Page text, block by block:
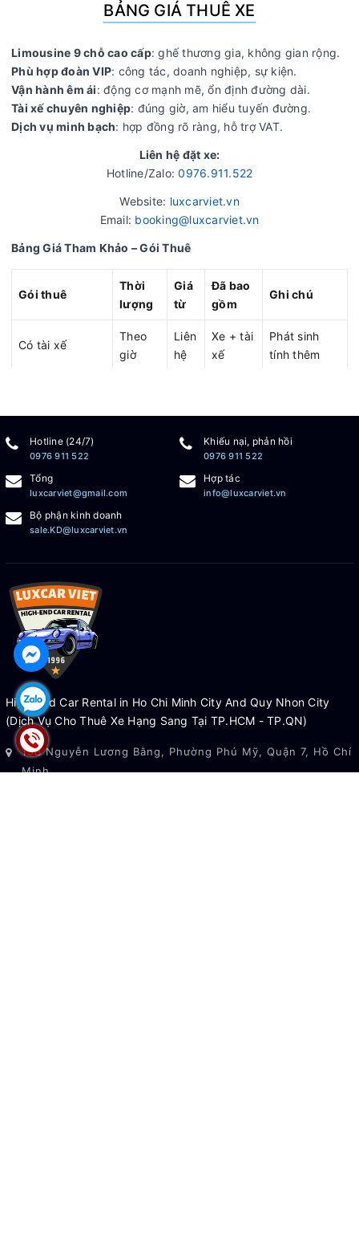
BẢNG GIÁ THUÊ XE
Limousine 9 chỗ cao cấp: ghế thương gia, không gian rộng.
Phù hợp đoàn VIP: công tác, doanh nghiệp, sự kiện.
Vận hành êm ái: động cơ mạnh mẽ, ổn định đường dài.
Tài xế chuyên nghiệp: đúng giờ, am hiểu tuyến đường.
Dịch vụ minh bạch: hợp đồng rõ ràng, hỗ trợ VAT.
Liên hệ đặt xe:
Hotline/Zalo:0976.911.522
Website: luxcarviet.vn
Email: booking@luxcarviet.vn
Bảng Giá Tham Khảo – Gói Thuê
Gói thuê
Thời
lượng
Giá
từ
Đã bao
gồm
Ghi chú
Có tài xế
Theo
giờ
Liên
hệ
Xe + tài
xế
Phát sinh
tính thêm
Sự kiện – doanh
nghiệp
Liên
Trọn gói
Ưu đãi số
Giá chưa bao gồm VAT, phí cầu đường, bãi đỗ (nếu có).
Ưu đãi cho hợp đồng dài ngày và khách doanh nghiệp.
Câu Hỏi Thường Gặp (FAQ)
Có cho thuê Solati Limousine tự lái không?
Hotline (24/7)
0976 911 522
Khiếu nại, phản hồi
0976 911 522
Tổng
luxcarviet@gmail.com
Hợp tác
info@luxcarviet.vn
Bộ phận kinh doanh
sale.KD@luxcarviet.vn
High-End Car Rental in Ho Chi Minh City And Quy Nhon City
(Dịch Vụ Cho Thuê Xe Hạng Sang Tại TP.HCM - TP.QN)
15B Nguyễn Lương Bằng, Phường Phú Mỹ, Quận 7, Hồ Chí
Minh